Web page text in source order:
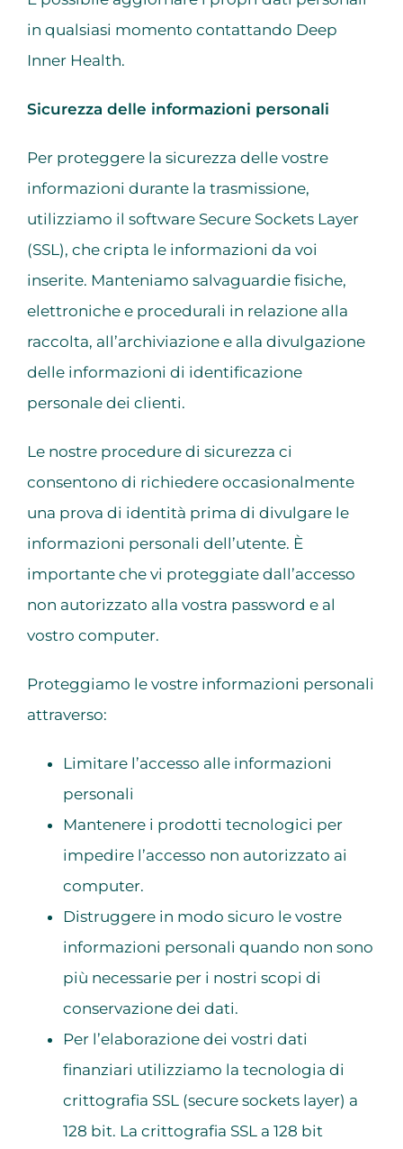
in qualsiasi momento contattando Deep
Inner Health.
Sicurezza delle informazioni personali
Per proteggere la sicurezza delle vostre
informazioni durante la trasmissione,
utilizziamo il software Secure Sockets Layer
(SSL), che cripta le informazioni da voi
inserite. Manteniamo salvaguardie fisiche,
elettroniche e procedurali in relazione alla
raccolta, all’archiviazione e alla divulgazione
delle informazioni di identificazione
personale dei clienti.
Le nostre procedure di sicurezza ci
consentono di richiedere occasionalmente
una prova di identità prima di divulgare le
informazioni personali dell’utente. È
importante che vi proteggiate dall’accesso
non autorizzato alla vostra password e al
vostro computer.
Proteggiamo le vostre informazioni personali
attraverso:
Limitare l’accesso alle informazioni
personali
Mantenere i prodotti tecnologici per
impedire l’accesso non autorizzato ai
computer.
Distruggere in modo sicuro le vostre
informazioni personali quando non sono
più necessarie per i nostri scopi di
conservazione dei dati.
Per l’elaborazione dei vostri dati
finanziari utilizziamo la tecnologia di
crittografia SSL (secure sockets layer) a
128 bit. La crittografia SSL a 128 bit